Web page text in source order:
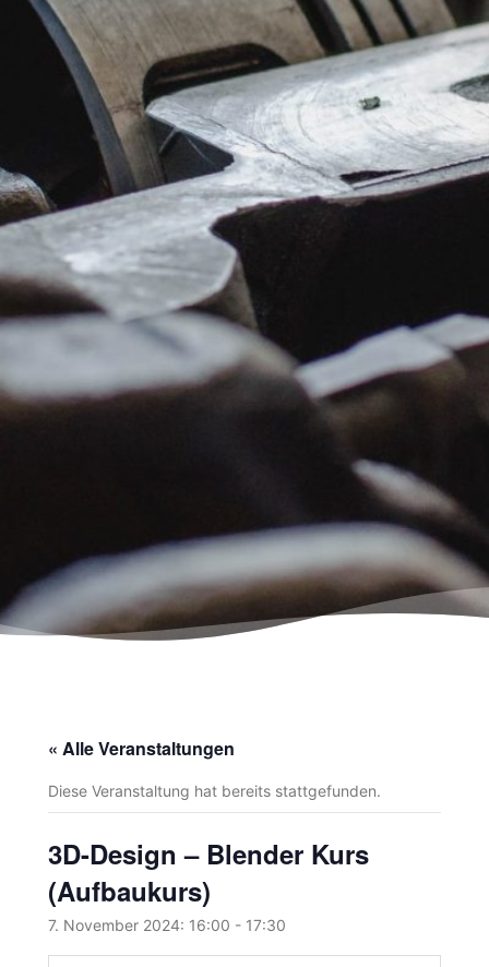
« Alle Veranstaltungen
Diese Veranstaltung hat bereits stattgefunden.
3D-Design – Blender Kurs
(Aufbaukurs)
7. November 2024: 16:00 - 17:30